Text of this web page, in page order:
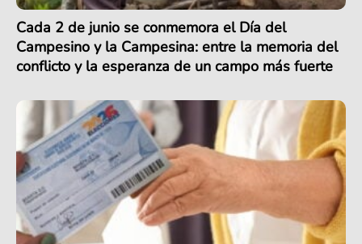
Cada 2 de junio se conmemora el Día del
Campesino y la Campesina: entre la memoria del
conflicto y la esperanza de un campo más fuerte